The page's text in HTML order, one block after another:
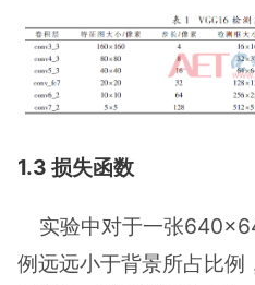
1.3 损失函数
实验中对于一张
例远远小于背景所占比例